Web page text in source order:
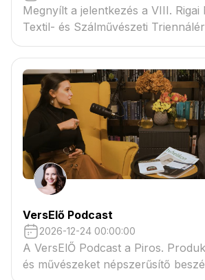
Megnyílt a jelentkezés a VIII. Rigai
Textil- és Szálművészeti
VersElő Podcast
2026-12-24 00:00:00
A VersElŐ Podcast a Piros.
és művészeket népszerűsítő